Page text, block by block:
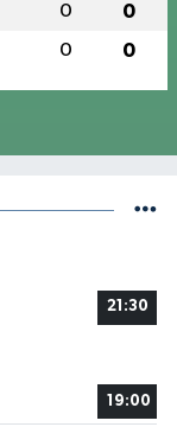
0 0
0 0
21:30
19:00